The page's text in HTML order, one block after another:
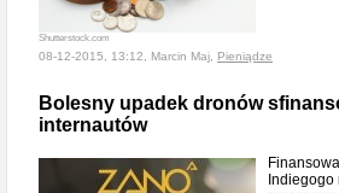
Shutterstock.com
08-12-2015, 13:12, Marcin Maj, Pieniądze
Bolesny upadek dronów
internautów
Indiegogo